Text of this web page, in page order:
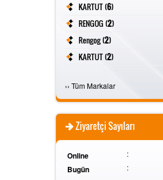
KARTUT (6)
RENGOG (2)
Rengog (2)
KARTUT (2)
›› Tüm Markalar
Ziyaretçi Sayıları
Online :
Bugün
: